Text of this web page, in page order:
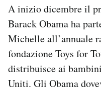
CALENDARIO
AREA PERSONALE
Area Personale
Newsletter
Notifiche mobile
A inizio dicembre il
Barack Obama ha
Michelle all’annuale
fondazione Toys for
distribuisce ai
Uniti. Gli Obama